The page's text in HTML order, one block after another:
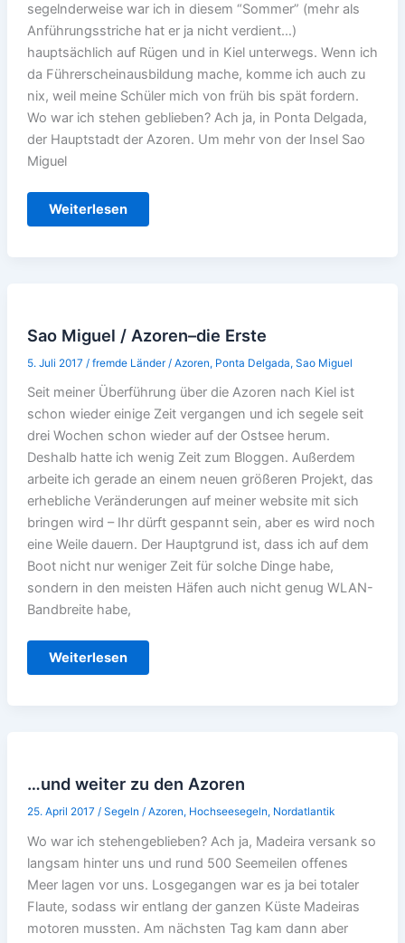
segelnderweise war ich in diesem “Sommer” (mehr als
Anführungsstriche hat er ja nicht verdient…)
hauptsächlich auf Rügen und in Kiel unterwegs. Wenn ich
da Führerscheinausbildung mache, komme ich auch zu
nix, weil meine Schüler mich von früh bis spät fordern.
Wo war ich stehen geblieben? Ach ja, in Ponta Delgada,
der Hauptstadt der Azoren. Um mehr von der Insel Sao
Miguel
Mehr
Weiterlesen
Sao Miguel / Azoren–die Erste
5. Juli 2017 / fremde Länder/ Azoren, Ponta Delgada, Sao Miguel
Seit meiner Überführung über die Azoren nach Kiel ist
schon wieder einige Zeit vergangen und ich segele seit
drei Wochen schon wieder auf der Ostsee herum.
Deshalb hatte ich wenig Zeit zum Bloggen. Außerdem
arbeite ich gerade an einem neuen größeren Projekt, das
erhebliche Veränderungen auf meiner website mit sich
bringen wird – Ihr dürft gespannt sein, aber es wird noch
eine Weile dauern. Der Hauptgrund ist, dass ich auf dem
Boot nicht nur weniger Zeit für solche Dinge habe,
sondern in den meisten Häfen auch nicht genug WLAN-
Bandbreite habe,
Sao
Weiterlesen
…und weiter zu den Azoren
25. April 2017 / Segeln / Azoren, Hochseesegeln, Nordatlantik
Wo war ich stehengeblieben? Ach ja, Madeira versank so
langsam hinter uns und rund 500 Seemeilen offenes
Meer lagen vor uns. Losgegangen war es ja bei totaler
Flaute, sodass wir entlang der ganzen Küste Madeiras
motoren mussten. Am nächsten Tag kam dann aber